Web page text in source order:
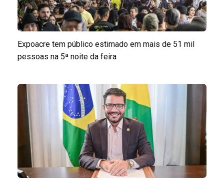
Expoacre tem público estimado em mais de 51 mil
pessoas na 5ª noite da feira